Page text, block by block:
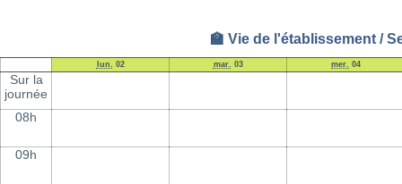
🏫 Vie de l'établissement /
lun. 02 mar. 03 mer. 04
Sur la
journée
08h
09h